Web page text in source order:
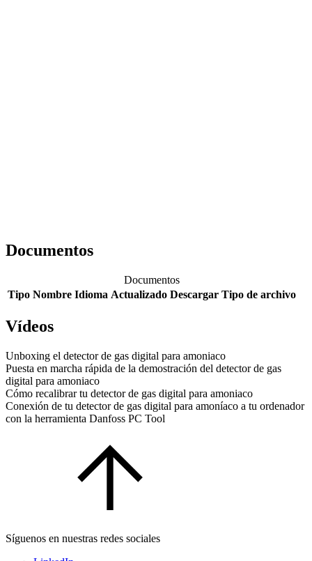
Documentos
Documentos
Tipo Nombre Idioma Actualizado Descargar Tipo de archivo
Vídeos
Unboxing el detector de gas digital para amoniaco
Puesta en marcha rápida de la demostración del detector de gas
digital para amoniaco
Cómo recalibrar tu detector de gas digital para amoniaco
Conexión de tu detector de gas digital para amoníaco a tu ordenador
con la herramienta Danfoss PC Tool
Síguenos en nuestras redes sociales